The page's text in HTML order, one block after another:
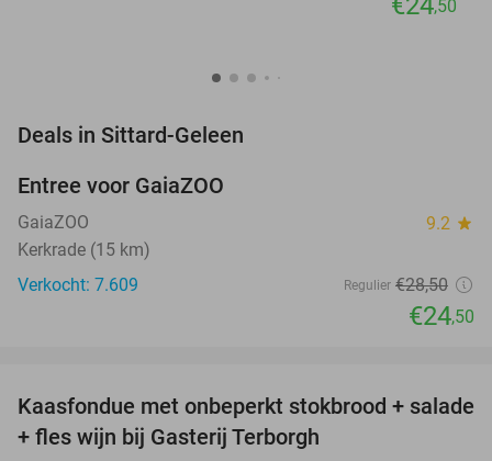
,50
Deals in Sittard-Geleen
Entree voor GaiaZOO
GaiaZOO 9.2 star
Kerkrade (15 km)
Verkocht: 7.609
Regulier €28,50
€24,50
44%
Kaasfondue met onbeperkt stokbrood + salade
+ fles wijn bij Gasterij Terborgh